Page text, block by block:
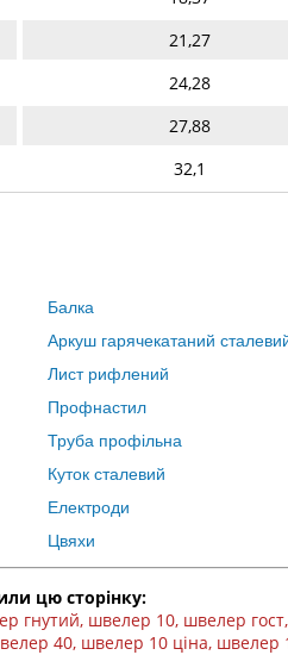
21,27
24,28
27,88
32,1
Балка
Аркуш гарячекатаний
Лист рифлений
Профнастил
Труба профільна
Куток сталевий
Електроди
Цвяхи
цю сторінку:
гнутий, швелер 10, швелер
40, швелер 10 ціна, швелер